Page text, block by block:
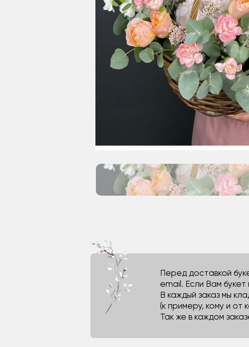
Перед доставкой
email. Если Вам
В каждый заказ мы
(к примеру, кому и от
Так же в каждом